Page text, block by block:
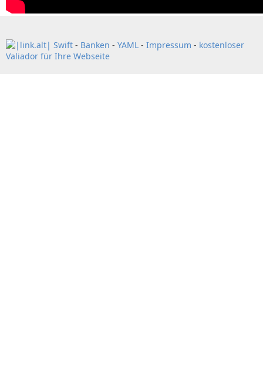
Swift - Banken - YAML - Impressum - kostenloser
Valiador für Ihre Webseite